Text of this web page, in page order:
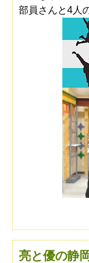
部員さんと4人
亮と優の静